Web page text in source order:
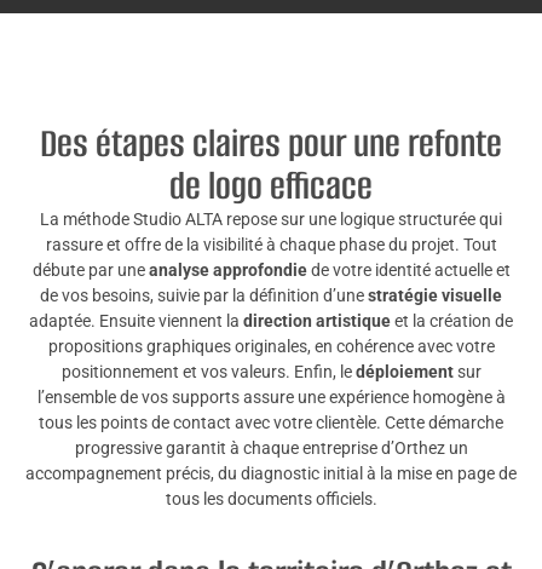
Des étapes claires pour une refonte
de logo efficace
La méthode Studio ALTA repose sur une logique structurée qui
rassure et offre de la visibilité à chaque phase du projet. Tout
débute par uneanalyse approfondiede votre identité actuelle et
de vos besoins, suivie par la définition d’unestratégie visuelle
adaptée. Ensuite viennent la direction artistiqueet la création de
propositions graphiques originales, en cohérence avec votre
positionnement et vos valeurs. Enfin, ledéploiementsur
l’ensemble de vos supports assure une expérience homogène à
tous les points de contact avec votre clientèle. Cette démarche
progressive garantit à chaque entreprise d’Orthez un
accompagnement précis, du diagnostic initial à la mise en page de
tous les documents officiels.